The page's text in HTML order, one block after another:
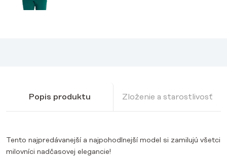
Popis produktu Zloženie a starostlivosť
Tento najpredávanejší a najpohodlnejší model si zamilujú všetci
milovníci nadčasovej elegancie!